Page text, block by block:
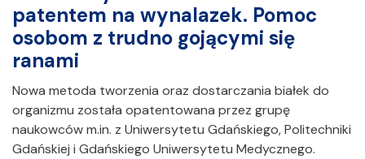
patentem na wynalazek. Pomoc
osobom z trudno gojącymi się
ranami
Nowa metoda tworzenia oraz dostarczania białek do
organizmu została opatentowana przez grupę
naukowców m.in. z Uniwersytetu Gdańskiego, Politechniki
Gdańskiej i Gdańskiego Uniwersytetu Medycznego.